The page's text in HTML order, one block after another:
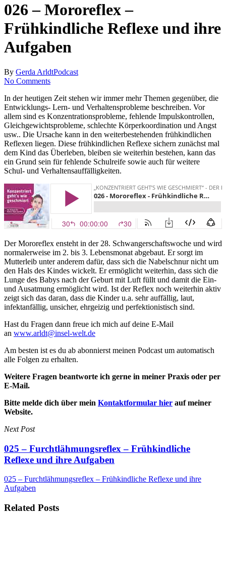
026 – Mororeflex –
Frühkindliche Reflexe und ihre
Aufgaben
By Gerda ArldtPodcast
No Comments
In der heutigen Zeit stehen wir immer mehr Themen gegenüber, die
Entwicklungs- Lern- und Verhaltensprobleme beschreiben. Vor
allem sind es Konzentrationsprobleme, fehlende Impulskontrollen,
Gleichgewichtsprobleme, schlechte Körperkoordination und Angst
usw.. Die Ursache kann in den weiterbestehenden frühkindlichen
Reflexen liegen. Diese frühkindlichen Reflexe sichern zunächst mal
dem Kind das Überleben, bleiben sie weiterhin bestehen, kann das
ein Grund sein für fehlende Schulreife sowie auch für weitere
Schul- und Verhaltensauffälligkeiten.
Der Mororeflex ensteht in der 28. Schwangerschaftswoche und wird
normalerweise im 2. bis 3. Lebensmonat abgebaut. Er sorgt im
Mutterleib unter anderem dafür, dass sich die Nabelschnur nicht um
den Hals des Kindes wickelt. Er ermöglicht weiterhin, dass sich die
Lunge des Babys nach der Geburt mit Luft füllt und damit die Ein-
und Ausatmung ermöglicht wird. Ist der Reflex noch weiterhin aktiv
zeigt sich das daran, dass die Kinder u.a. sehr auffällig, laut,
infektanfällig, unsicher, ehrgeizig und perfektionistisch sind.
Hast du Fragen dann freue ich mich auf deine E-Mail
an www.arldt@insel-welt.de
Am besten ist es du ab abonnierst meinen Podcast um automatisch
alle Folgen zu erhalten.
Weitere Fragen beantworte ich gerne in meiner Praxis oder per
E-Mail.
Bitte melde dich über mein Kontaktformular hier auf meiner
Website.
Next Post
025 – Furchtlähmungsreflex – Frühkindliche
Reflexe und ihre Aufgaben
025 – Furchtlähmungsreflex – Frühkindliche Reflexe und ihre
Aufgaben
Related Posts